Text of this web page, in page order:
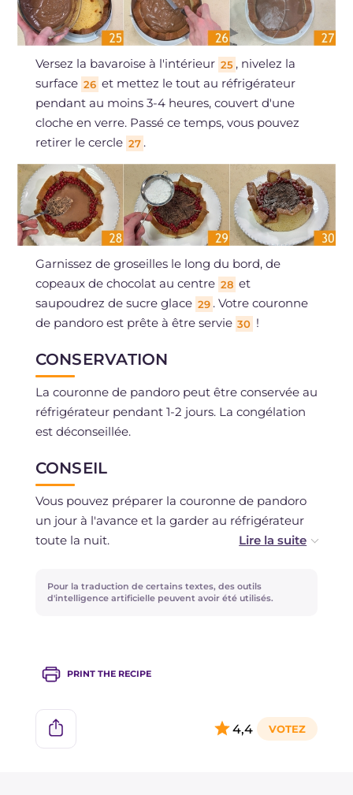
Versez la bavaroise à l'intérieur 25 , nivelez la
surface 26 et mettez le tout au réfrigérateur
pendant au moins 3-4 heures, couvert d'une
cloche en verre. Passé ce temps, vous pouvez
retirer le cercle 27 .
Garnissez de groseilles le long du bord, de
copeaux de chocolat au centre 28 et
saupoudrez de sucre glace 29 . Votre couronne
de pandoro est prête à être servie 30 !
CONSERVATION
La couronne de pandoro peut être conservée au
réfrigérateur pendant 1-2 jours. La congélation
est déconseillée.
CONSEIL
Vous pouvez préparer la couronne de pandoro
un jour à l'avance et la garder au réfrigérateur
toute la nuit.
Pour la décoration, vous pouvez aussi ajouter
des framboises !
prosecco!
Pour la traduction de certains textes, des outils
d'intelligence artificielle peuvent avoir été utilisés.
PRINT THE RECIPE
4,4